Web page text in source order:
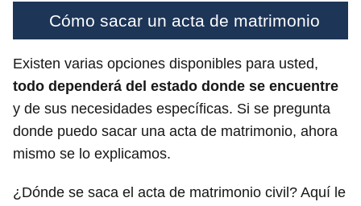
Cómo sacar un acta de matrimonio
Existen varias opciones disponibles para usted,
todo dependerá del estado donde se encuentre
y de sus necesidades específicas. Si se pregunta
donde puedo sacar una acta de matrimonio, ahora
mismo se lo explicamos.
¿Dónde se saca el acta de matrimonio civil? Aquí le